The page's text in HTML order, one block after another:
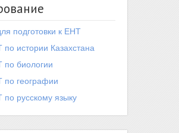
подготовки к ЕНТ
истории Казахстана
биологии
по географии
русскому языку